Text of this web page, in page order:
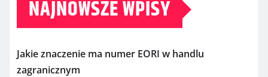
NAJNOWSZE WPISY
Jakie znaczenie ma numer EORI w handlu
zagranicznym